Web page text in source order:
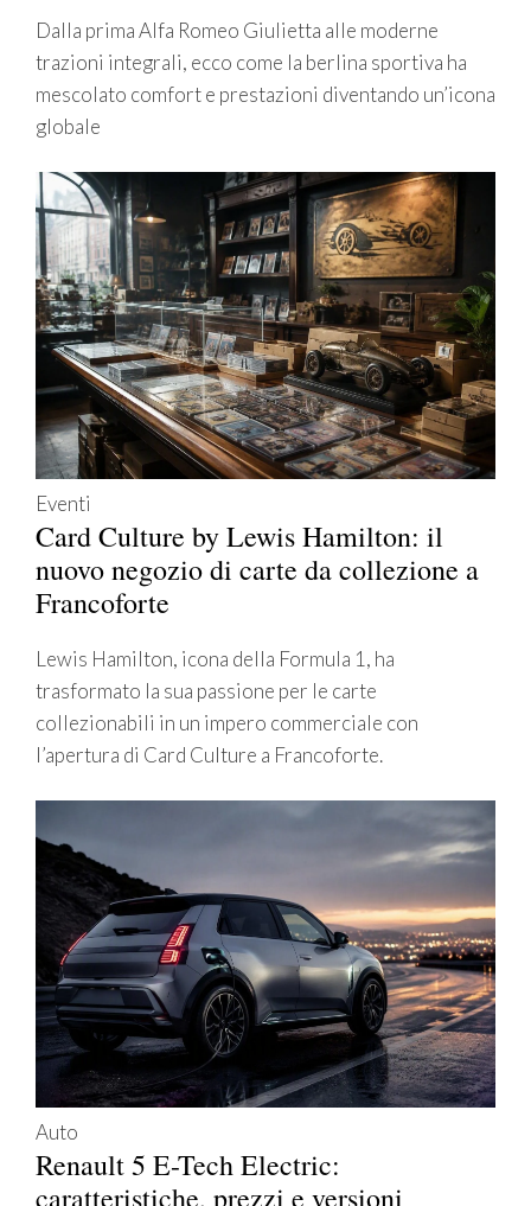
Dalla prima Alfa Romeo Giulietta alle moderne
trazioni integrali, ecco come la berlina sportiva ha
mescolato comfort e prestazioni diventando un’icona
globale
Eventi
Card Culture by Lewis Hamilton: il
nuovo negozio di carte da collezione a
Francoforte
Lewis Hamilton, icona della Formula 1, ha
trasformato la sua passione per le carte
collezionabili in un impero commerciale con
l’apertura di Card Culture a Francoforte.
Auto
Renault 5 E-Tech Electric:
caratteristiche, prezzi e versioni